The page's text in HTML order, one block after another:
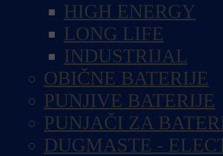
HIGH ENERGY
LONG LIFE
INDUSTRIJAL
OBIČNE BATERIJE
PUNJIVE BATERIJE
PUNJAČI ZA
DUGMASTE -